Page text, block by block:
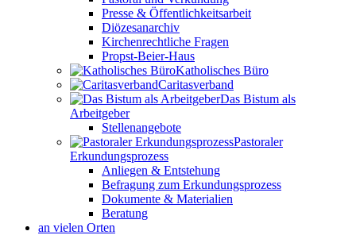
Presse & Öffentlichkeitsarbeit
Diözesanarchiv
Kirchenrechtliche Fragen
Propst-Beier-Haus
Katholisches Büro
Caritasverband
Das Bistum als
Arbeitgeber
Stellenangebote
Pastoraler
Erkundungsprozess
Anliegen & Entstehung
Befragung zum Erkundungsprozess
Dokumente & Materialien
Beratung
an vielen Orten